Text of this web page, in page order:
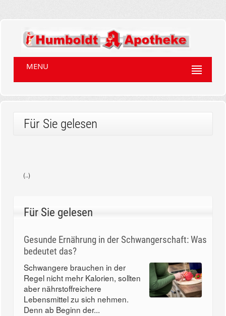
MENU
Für Sie gelesen
(..)
Für Sie gelesen
Gesunde Ernährung in der Schwangerschaft: Was
bedeutet das?
Schwangere brauchen in der
Regel nicht mehr Kalorien, sollten
aber nährstoffreichere
Lebensmittel zu sich nehmen.
Denn ab Beginn der...